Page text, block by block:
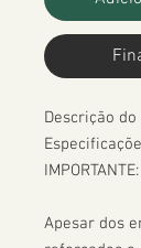
Descrição
IMPORTANTE:
Apesar dos